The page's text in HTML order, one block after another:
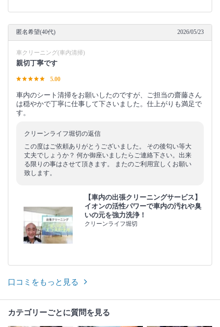
匿名希望(40代) 2026/05/23
車クリーニング(車内清掃)
親切丁寧です
5.00
車内のシート清掃をお願いしたのですが、ご担当の齋藤さん
は穏やかで丁寧に仕事して下さいました。仕上がりも満足で
す。
クリーンライフ堀切の返信
この度はご依頼ありがとうございました。 その後匂い等大
丈夫でしょうか？ 何か御座いましたらご連絡下さい。出来
る限りの事はさせて頂きます。 またのご利用宜しくお願い
致します。
【車内の出張クリーニングサービス】
イオンの活性パワーで車内の汚れや臭
いの元を強力洗浄！
クリーンライフ堀切
口コミをもっと見る
カテゴリーごとに質問を見る